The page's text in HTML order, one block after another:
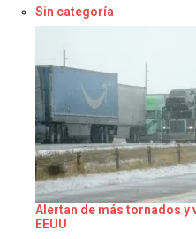
Respecto a
Sin categoría
Alertan de más tornados y
EEUU